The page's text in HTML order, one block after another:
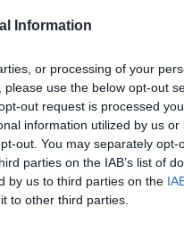
Information
or processing of your
use the below opt-out
out request is processed
information utilized by us or
out. You may separately opt-
parties on the IAB’s list of
by us to third parties on the
to other third parties.